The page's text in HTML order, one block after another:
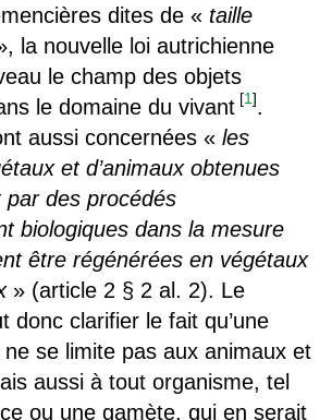
dites de « taille
la nouvelle loi autrichienne
le champ des objets
le domaine du vivant [1].
aussi concernées « les
et d’animaux obtenues
par des procédés
biologiques dans la mesure
être régénérées en végétaux
» (article 2 § 2 al. 2). Le
donc clarifier le fait qu’une
se limite pas aux animaux et
aussi à tout organisme, tel
ou une gamète, qui en serait